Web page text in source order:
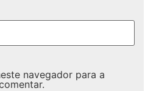
navegador para a